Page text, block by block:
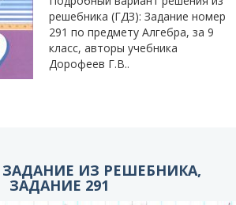
решебника (ГДЗ): Задание номер
291 по предмету Алгебра, за 9
класс, авторы учебника
Дорофеев Г.В..
ИЗ РЕШЕБНИКА,
ЗАДАНИЕ 291